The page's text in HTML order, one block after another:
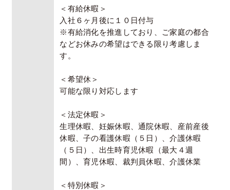
＜有給休暇＞
入社６ヶ月後に１０日付与
※有給消化を推進しており、ご家庭の都合
などお休みの希望はできる限り考慮しま
す。
＜希望休＞
可能な限り対応します
＜法定休暇＞
生理休暇、妊娠休暇、通院休暇、産前産後
休暇、子の看護休暇（５日）、介護休暇
（５日）、出生時育児休暇（最大４週
間）、育児休暇、裁判員休暇、介護休業
＜特別休暇＞